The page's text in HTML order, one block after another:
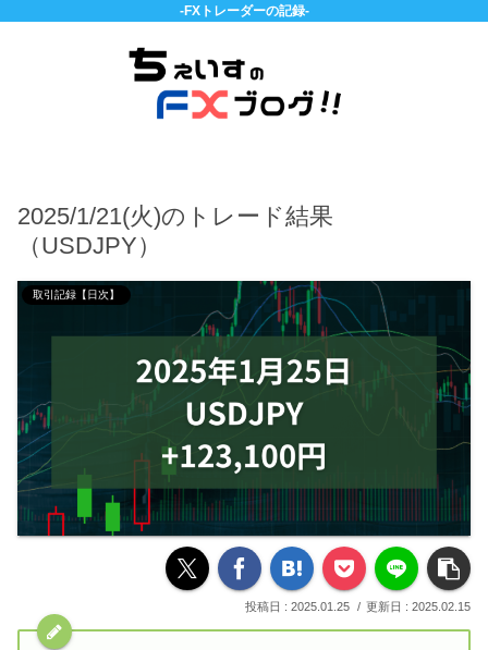
-FXトレーダーの記録-
2025/1/21(火)のトレード結果
（USDJPY）
取引記録【日次】
2025.01.25 2025.02.15